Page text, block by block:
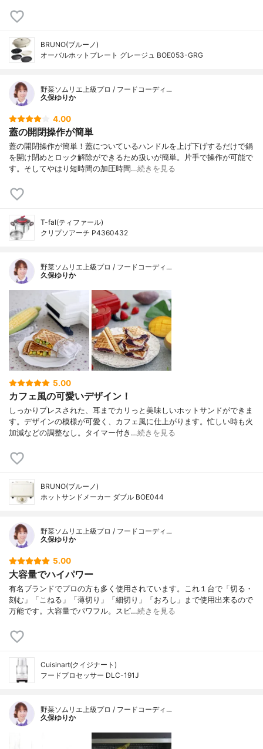
BRUNO(ブルーノ)
オーバルホットプレート グレージュ BOE053-GRG
野菜ソムリエ上級プロ / フードコーディ…
久保ゆりか
4.00
蓋の開閉操作が簡単
蓋の開閉操作が簡単！蓋についているハンドルを上げ下げするだけで鍋
を開け閉めとロック解除ができるため扱いが簡単。片手で操作が可能で
す。そしてやはり短時間の加圧時間…続きを見る
T-fal(ティファール)
クリプソアーチ P4360432
野菜ソムリエ上級プロ / フードコーディ…
久保ゆりか
5.00
カフェ風の可愛いデザイン！
しっかりプレスされた、耳までカリっと美味しいホットサンドができま
す。デザインの模様が可愛く、カフェ風に仕上がります。忙しい時も火
加減などの調整なし。タイマー付き…続きを見る
BRUNO(ブルーノ)
ホットサンドメーカー ダブル BOE044
野菜ソムリエ上級プロ / フードコーディ…
久保ゆりか
5.00
大容量でハイパワー
有名ブランドでプロの方も多く使用されています。これ１台で「切る・
刻む」「こねる」「薄切り」「細切り」「おろし」まで使用出来るので
万能です。大容量でパワフル。スピ…続きを見る
Cuisinart(クイジナート)
フードプロセッサー DLC-191J
野菜ソムリエ上級プロ / フードコーディ…
久保ゆりか